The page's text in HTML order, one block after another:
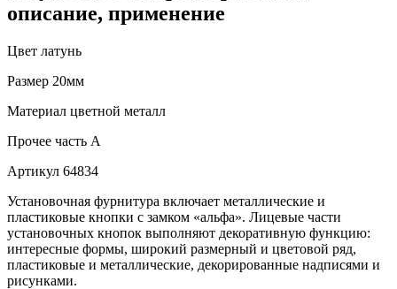
описание, применение
Цвет латунь
Размер 20мм
Материал цветной металл
Прочее часть A
Артикул 64834
Установочная фурнитура включает металлические и
пластиковые кнопки с замком «альфа». Лицевые части
установочных кнопок выполняют декоративную функцию:
интересные формы, широкий размерный и цветовой ряд,
пластиковые и металлические, декорированные надписями и
рисунками.